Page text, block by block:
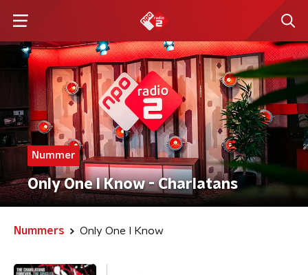
Nummer
Only One I Know - Charlatans
Nummers Only One I Know